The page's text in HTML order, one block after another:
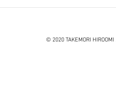
© 2020 TAKEMORI